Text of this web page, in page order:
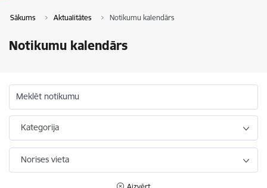
Sākums Aktualitātes Notikumu kalendārs
Notikumu kalendārs
Meklēt notikumu
Kategorija
Norises vieta